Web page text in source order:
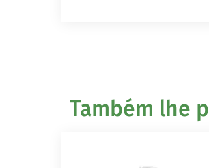
Também lhe